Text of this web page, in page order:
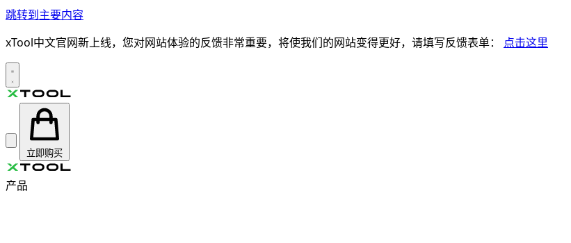
跳转到主要内容
xTool中文官网新上线，您对网站体验的反馈非常重要，将使我们的网站变得更好，请填写反馈表单： 点击这里
立即购买
产品